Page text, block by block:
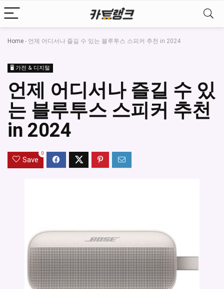
Home - 언제 어디서나 즐길 수 있는 블루투스 스피커 추천 in 2024
🖥️ 가전 & 디지털
언제 어디서나 즐길 수 있
는 블루투스 스피커 추천
in 2024
Save
0